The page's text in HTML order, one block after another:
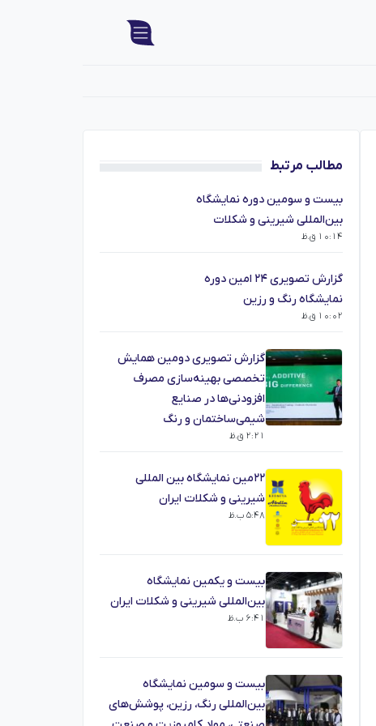
مطالب مرتبط
بیست و سومین دوره نمایشگاه
بین‌المللی شیرینی و شکلات
10:14 ق.ظ
گزارش تصویری ۲۴ امین دوره
نمایشگاه رنگ و رزین
10:02 ق.ظ
گزارش تصویری دومین همایش
تخصصی بهینه‌سازی مصرف
افزودنی‌ها در صنایع
شیمی‌ساختمان و رنگ
2:21 ق.ظ
22مین نمایشگاه بین المللی
شیرینی و شکلات ایران
5:48 ب.ظ
بیست و یکمین نمایشگاه
بین‌المللی شیرینی و شکلات ایران
6:41 ب.ظ
بیست و سومین نمایشگاه
بین‌المللی رنگ، رزین، پوشش‌های